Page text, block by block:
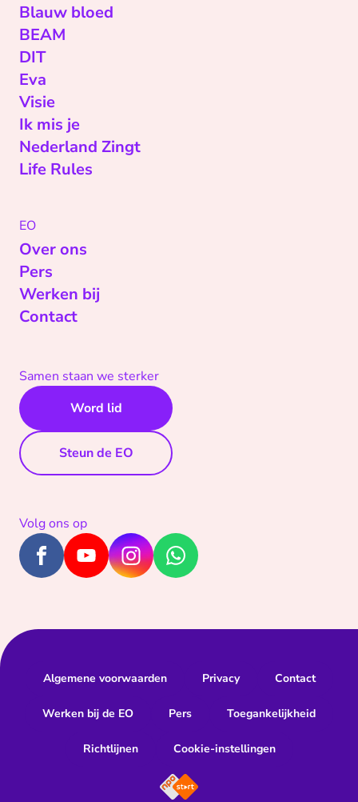
Blauw bloed
BEAM
DIT
Eva
Visie
Ik mis je
Nederland Zingt
Life Rules
EO
Over ons
Pers
Werken bij
Contact
Samen staan we sterker
Word lid
Steun de EO
Volg ons op
Algemene voorwaarden Privacy Contact
Werken bij de EO Pers Toegankelijkheid
Richtlijnen Cookie-instellingen